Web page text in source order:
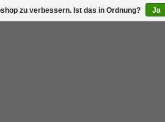
zu verbessern. Ist das in Ordnung? Ja